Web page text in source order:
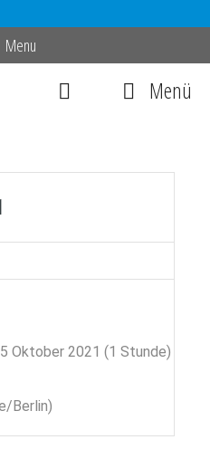
Menu
Menü
Oktober 2021 (1 Stunde)
Berlin)